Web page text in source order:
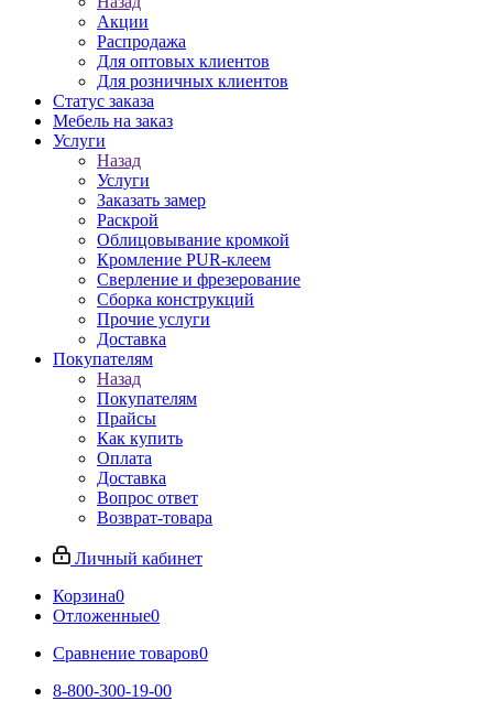
Акции
Распродажа
Для оптовых клиентов
Для розничных клиентов
Статус заказа
Мебель на заказ
Услуги
Назад
Услуги
Заказать замер
Раскрой
Облицовывание кромкой
Кромление PUR-клеем
Сверление и фрезерование
Сборка конструкций
Прочие услуги
Доставка
Покупателям
Назад
Покупателям
Прайсы
Как купить
Оплата
Доставка
Вопрос ответ
Возврат-товара
Личный кабинет
Корзина0
Отложенные0
Сравнение товаров0
8-800-300-19-00